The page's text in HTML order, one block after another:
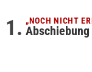
„NOCH NICHT